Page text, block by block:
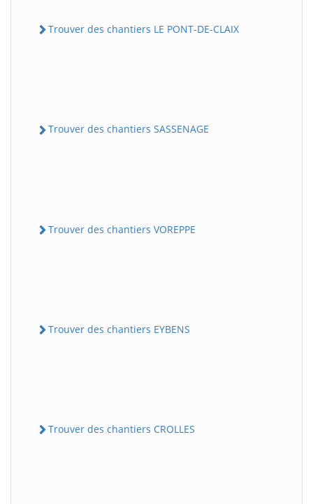
Trouver des chantiers LE PONT-DE-CLAIX
Trouver des chantiers SASSENAGE
Trouver des chantiers VOREPPE
Trouver des chantiers EYBENS
Trouver des chantiers CROLLES